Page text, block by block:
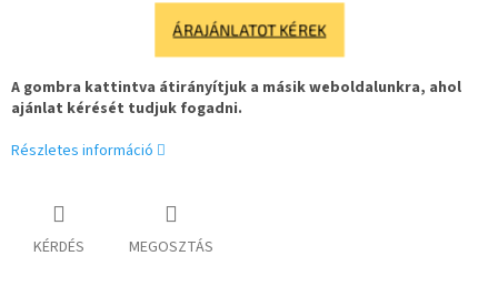
ÁRAJÁNLATOT KÉREK
A gombra kattintva átirányítjuk a másik weboldalunkra, ahol
ajánlat kérését tudjuk fogadni.
Részletes információ
KÉRDÉS MEGOSZTÁS